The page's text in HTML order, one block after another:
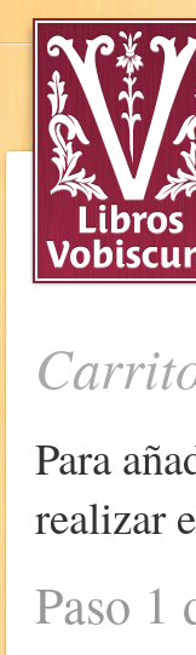
Para
realizar
Paso 1